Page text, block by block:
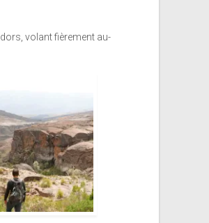
volant fièrement au-